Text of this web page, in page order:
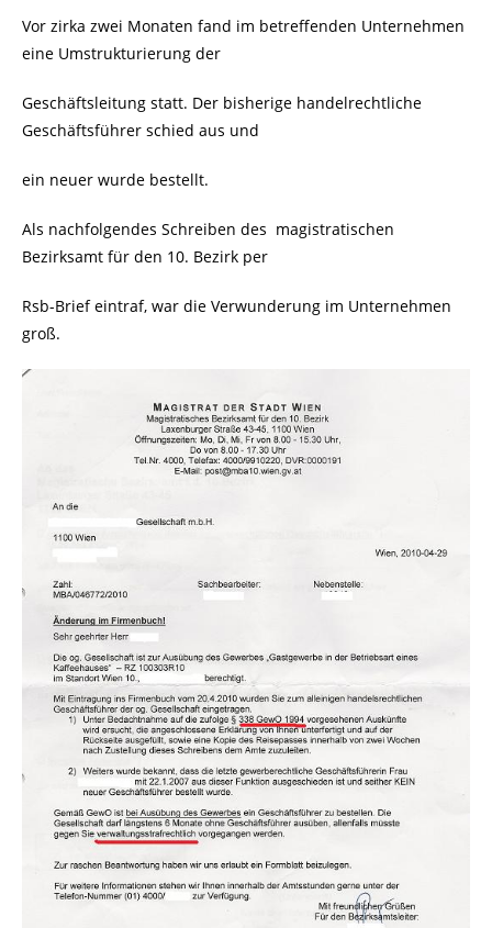
Vor zirka zwei Monaten fand im betreffenden Unternehmen
eine Umstrukturierung der
Geschäftsleitung statt. Der bisherige handelrechtliche
Geschäftsführer schied aus und
ein neuer wurde bestellt.
Als nachfolgendes Schreiben des magistratischen
Bezirksamt für den 10. Bezirk per
Rsb-Brief eintraf, war die Verwunderung im Unternehmen
groß.